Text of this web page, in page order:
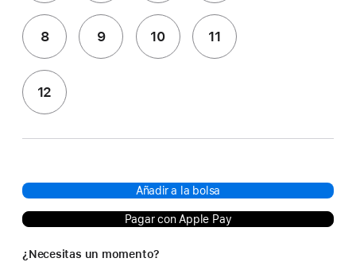
8 9 10 11
12
Añadir a la bolsa
Pagar con Apple Pay
¿Necesitas un momento?